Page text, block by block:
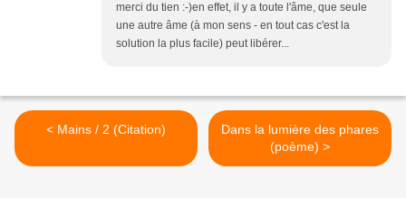
merci du tien :-)en effet, il y a toute l'âme, que seule
une autre âme (à mon sens - en tout cas c'est la
solution la plus facile) peut libérer...
< Mains / 2 (Citation)
Dans la lumière des phares
(poème) >